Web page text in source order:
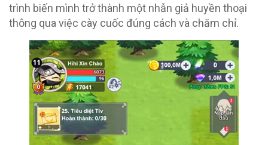
trình biến mình trở thành một nhẫn giả huyền thoại
thông qua việc cày cuốc đúng cách và chăm chỉ.